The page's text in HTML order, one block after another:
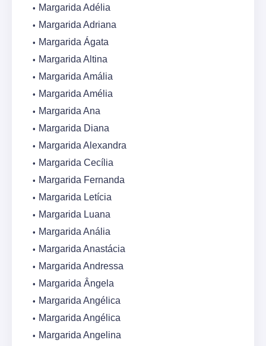
Margarida Adélia
Margarida Adriana
Margarida Ágata
Margarida Altina
Margarida Amália
Margarida Amélia
Margarida Ana
Margarida Diana
Margarida Alexandra
Margarida Cecília
Margarida Fernanda
Margarida Letícia
Margarida Luana
Margarida Anália
Margarida Anastácia
Margarida Andressa
Margarida Ângela
Margarida Angélica
Margarida Angélica
Margarida Angelina